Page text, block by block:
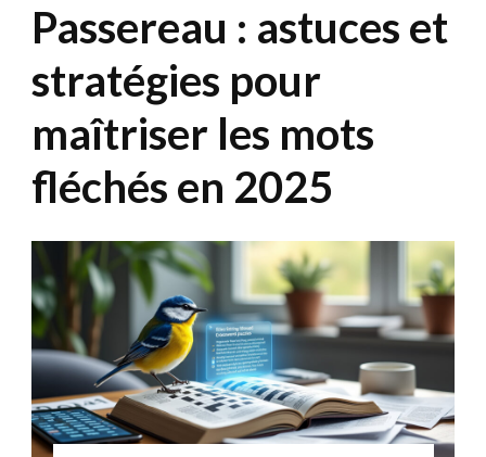
Passereau : astuces et
stratégies pour
maîtriser les mots
fléchés en 2025